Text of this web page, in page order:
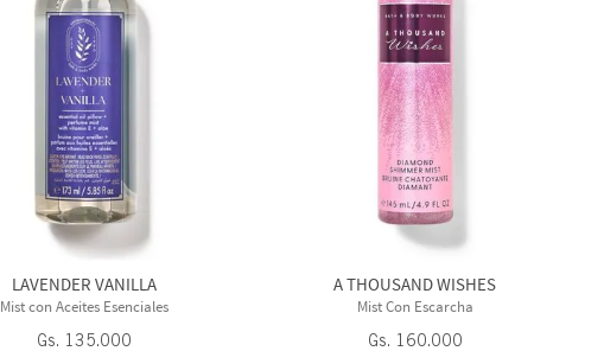
LAVENDER VANILLA
Mist con Aceites Esenciales
Gs. 135.000
A THOUSAND WISHES
Mist Con Escarcha
Gs. 160.000